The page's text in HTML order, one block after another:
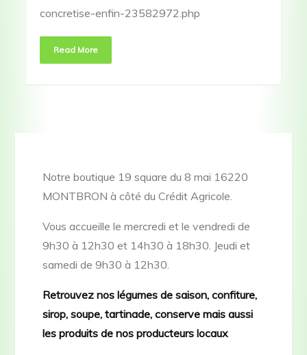
concretise-enfin-23582972.php
Read More
Notre boutique 19 square du 8 mai 16220
MONTBRON à côté du Crédit Agricole.
Vous accueille le mercredi et le vendredi de
9h30 à 12h30 et 14h30 à 18h30. Jeudi et
samedi de 9h30 à 12h30.
Retrouvez nos légumes de saison, confiture,
sirop, soupe, tartinade, conserve mais aussi
les produits de nos producteurs locaux